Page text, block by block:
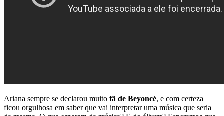
Ariana sempre se declarou muito fã de Beyoncé, e com certeza
ficou orgulhosa em saber que vai interpretar uma música que seria